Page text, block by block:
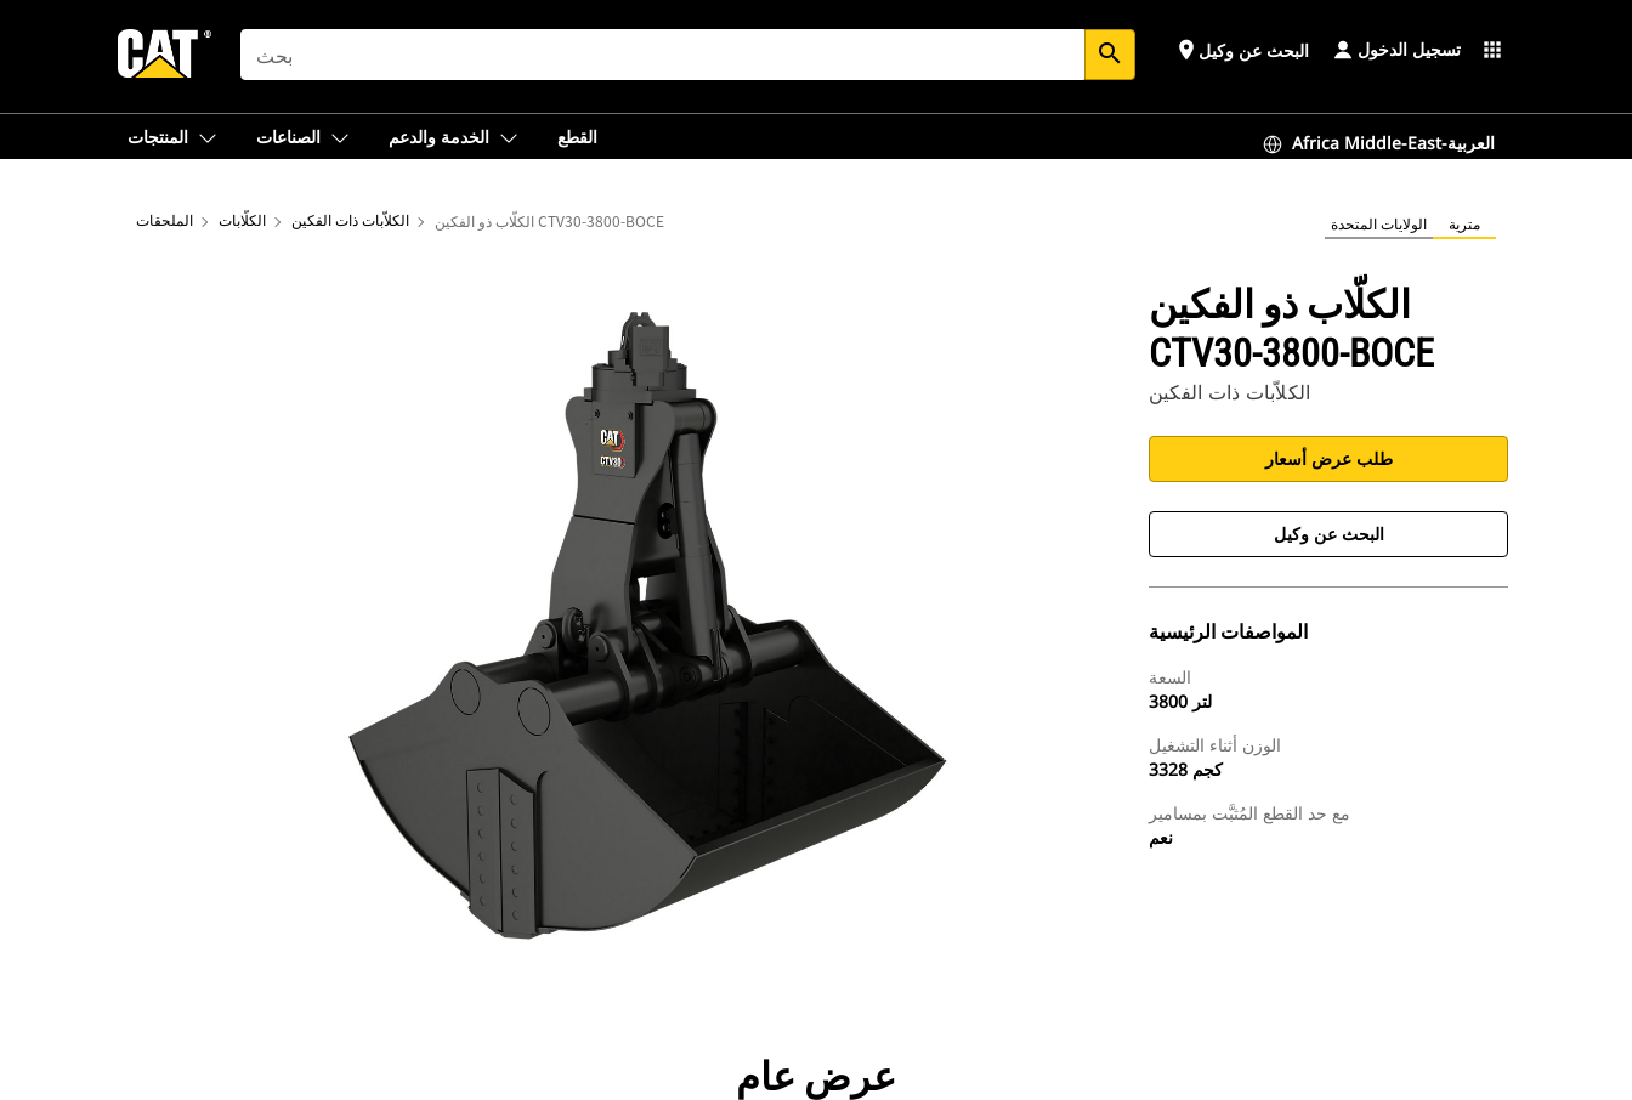
SEARCH search place البحث عن وكيل تسجيل الدخول apps
المنتجات الصناعات الخدمة والدعم القطع Africa Middle-East-العربية
الملحقات الكلّابات الكلاّبات ذات الفكين الكلّاب ذو الفكين CTV30-3800-BOCE الولايات المتحدة مترية
الكلّاب ذو الفكين
CTV30-3800-BOCE
الكلاّبات ذات الفكين
طلب عرض أسعار
البحث عن وكيل
المواصفات الرئيسية
السعة
3800 لتر
الوزن أثناء التشغيل
3328 كجم
مع حد القطع المُثبَّت بمسامير
نعم
الأدوات
عرض عام